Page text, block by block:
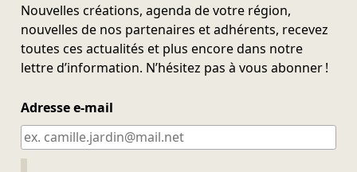
Nouvelles créations, agenda de votre région,
nouvelles de nos partenaires et adhérents, recevez
toutes ces actualités et plus encore dans notre
lettre d’information. N’hésitez pas à vous abonner !
Adresse e-mail